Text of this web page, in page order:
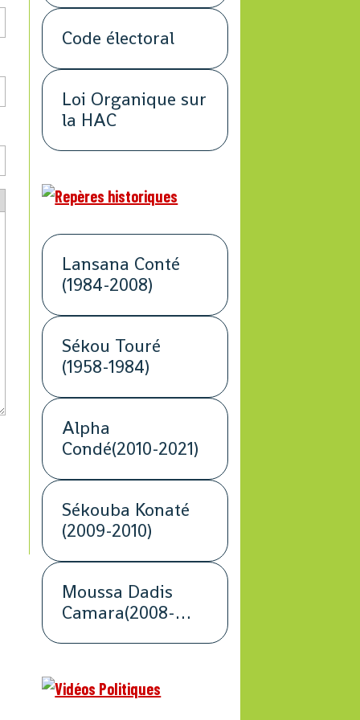
Code électoral
Loi Organique sur
la HAC
Lansana Conté
(1984-2008)
Sékou Touré
(1958-1984)
Alpha
Condé(2010-2021)
Sékouba Konaté
(2009-2010)
Moussa Dadis
Camara(2008-